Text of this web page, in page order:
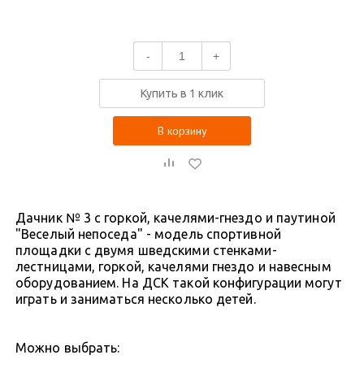
- +
Купить в 1 клик
В корзину
Дачник № 3 с горкой, качелями-гнездо и паутиной
"Веселый непоседа" - модель спортивной
площадки с двумя шведскими стенками-
лестницами, горкой, качелями гнездо и навесным
оборудованием. На ДСК такой конфигурации могут
играть и заниматься несколько детей.
Можно выбрать: